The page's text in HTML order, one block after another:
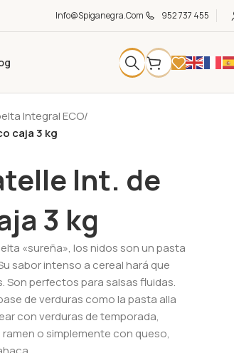
Info@spiganegra.com 952 737 455
Integral ECO/
caja 3 kg
Int. de
3 kg
«sureña», los nidos son un pasta
sabor intenso a cereal hará que
perfectos para salsas fluidas.
de verduras como la pasta alla
con verduras de temporada,
o simplemente con queso,